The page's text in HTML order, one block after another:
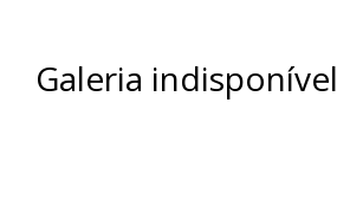
Galeria indisponível